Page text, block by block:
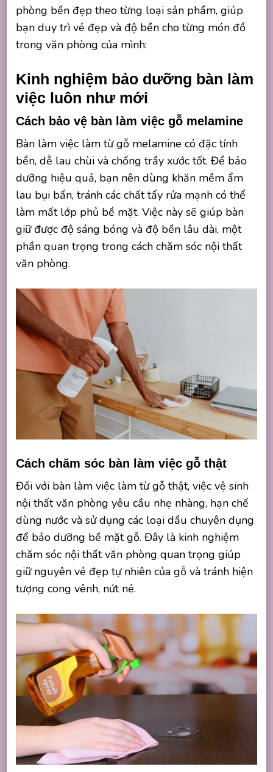
phòng bền đẹp theo từng loại sản phẩm, giúp
bạn duy trì vẻ đẹp và độ bền cho từng món đồ
trong văn phòng của mình:
Kinh nghiệm bảo dưỡng bàn làm
việc luôn như mới
Cách bảo vệ bàn làm việc gỗ melamine
Bàn làm việc làm từ gỗ melamine có đặc tính
bền, dễ lau chùi và chống trầy xước tốt. Để bảo
dưỡng hiệu quả, bạn nên dùng khăn mềm ẩm
lau bụi bẩn, tránh các chất tẩy rửa mạnh có thể
làm mất lớp phủ bề mặt. Việc này sẽ giúp bàn
giữ được độ sáng bóng và độ bền lâu dài, một
phần quan trọng trong cách chăm sóc nội thất
văn phòng.
Cách chăm sóc bàn làm việc gỗ thật
Đối với bàn làm việc làm từ gỗ thật, việc vệ sinh
nội thất văn phòng yêu cầu nhẹ nhàng, hạn chế
dùng nước và sử dụng các loại dầu chuyên dụng
để bảo dưỡng bề mặt gỗ. Đây là kinh nghiệm
chăm sóc nội thất văn phòng quan trọng giúp
giữ nguyên vẻ đẹp tự nhiên của gỗ và tránh hiện
tượng cong vênh, nứt nẻ.